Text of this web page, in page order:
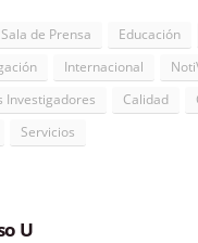
Sala de Prensa Educación
Internacional
Investigadores Calidad
Servicios
U